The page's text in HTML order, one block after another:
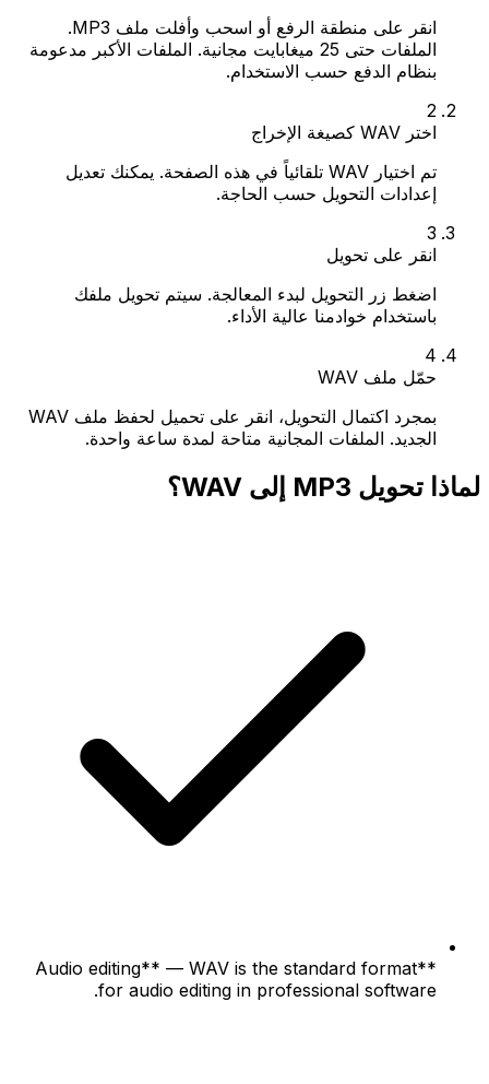
انقر على منطقة الرفع أو اسحب وأفلت ملف MP3.
الملفات حتى 25 ميغابايت مجانية. الملفات الأكبر مدعومة
بنظام الدفع حسب الاستخدام.
2
اختر WAV كصيغة الإخراج
تم اختيار WAV تلقائياً في هذه الصفحة. يمكنك تعديل
إعدادات التحويل حسب الحاجة.
3
انقر على تحويل
اضغط زر التحويل لبدء المعالجة. سيتم تحويل ملفك
باستخدام خوادمنا عالية الأداء.
4
حمّل ملف WAV
بمجرد اكتمال التحويل، انقر على تحميل لحفظ ملف WAV
الجديد. الملفات المجانية متاحة لمدة ساعة واحدة.
لماذا تحويل MP3 إلى WAV؟
**Audio editing** — WAV is the standard format
for audio editing in professional software.